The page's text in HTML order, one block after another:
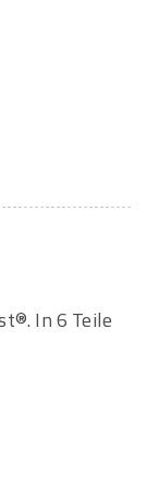
In 6 Teile